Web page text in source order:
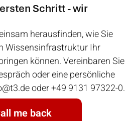
Schritt - wir
herausfinden, wie Sie
Wissensinfrastruktur Ihr
können. Vereinbaren Sie
oder eine persönliche
oder +49 9131 97322-0.
me back